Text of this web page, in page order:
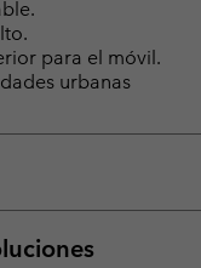
para el móvil.
urbanas